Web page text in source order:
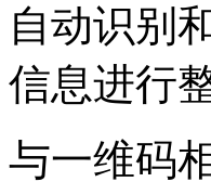
自动识别
信息进行
与一维码